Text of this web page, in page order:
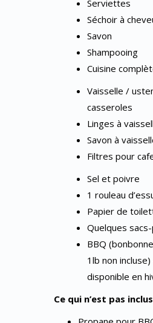
Serviettes
Séchoir à
Savon
Shampooing
Cuisine
Vaisselle /
casseroles
Linges à
Savon à
Filtres pour
Sel et poivre
1 rouleau
Papier de
Quelques
BBQ
1lb non incluse)
disponible en
Ce qui n’est pas